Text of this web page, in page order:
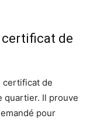
certificat de
certificat de
quartier. Il prouve
pour